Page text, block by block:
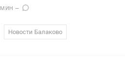
МИН —
Новости Балаково